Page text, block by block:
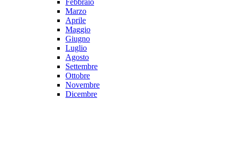
Febbraio
Marzo
Aprile
Maggio
Giugno
Luglio
Agosto
Settembre
Ottobre
Novembre
Dicembre